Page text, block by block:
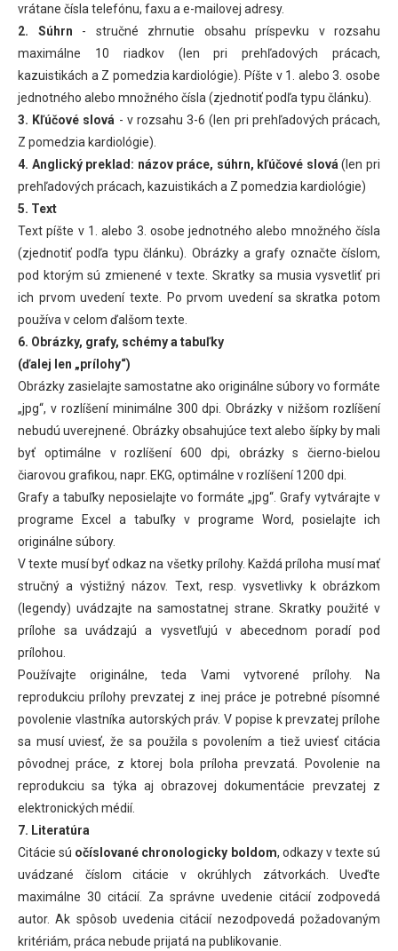
vrátane čísla telefónu, faxu a e-mailovej adresy.
2. Súhrn - stručné zhrnutie obsahu príspevku v rozsahu
maximálne 10 riadkov (len pri prehľadových prácach,
kazuistikách a Z pomedzia kardiológie). Píšte v 1. alebo 3. osobe
jednotného alebo množného čísla (zjednotiť podľa typu článku).
3. Kľúčové slová - v rozsahu 3-6 (len pri prehľadových prácach,
Z pomedzia kardiológie).
4. Anglický preklad: názov práce, súhrn, kľúčové slová (len pri
prehľadových prácach, kazuistikách a Z pomedzia kardiológie)
5. Text
Text píšte v 1. alebo 3. osobe jednotného alebo množného čísla
(zjednotiť podľa typu článku). Obrázky a grafy označte číslom,
pod ktorým sú zmienené v texte. Skratky sa musia vysvetliť pri
ich prvom uvedení texte. Po prvom uvedení sa skratka potom
používa v celom ďalšom texte.
6. Obrázky, grafy, schémy a tabuľky
(ďalej len „prílohy“)
Obrázky zasielajte samostatne ako originálne súbory vo formáte
„jpg“, v rozlíšení minimálne 300 dpi. Obrázky v nižšom rozlíšení
nebudú uverejnené. Obrázky obsahujúce text alebo šípky by mali
byť optimálne v rozlíšení 600 dpi, obrázky s čierno-bielou
čiarovou grafikou, napr. EKG, optimálne v rozlíšení 1200 dpi.
Grafy a tabuľky neposielajte vo formáte „jpg“. Grafy vytvárajte v
programe Excel a tabuľky v programe Word, posielajte ich
originálne súbory.
V texte musí byť odkaz na všetky prílohy. Každá príloha musí mať
stručný a výstižný názov. Text, resp. vysvetlivky k obrázkom
(legendy) uvádzajte na samostatnej strane. Skratky použité v
prílohe sa uvádzajú a vysvetľujú v abecednom poradí pod
prílohou.
Používajte originálne, teda Vami vytvorené prílohy. Na
reprodukciu prílohy prevzatej z inej práce je potrebné písomné
povolenie vlastníka autorských práv. V popise k prevzatej prílohe
sa musí uviesť, že sa použila s povolením a tiež uviesť citácia
pôvodnej práce, z ktorej bola príloha prevzatá. Povolenie na
reprodukciu sa týka aj obrazovej dokumentácie prevzatej z
elektronických médií.
7. Literatúra
Citácie sú očíslované chronologicky boldom, odkazy v texte sú
uvádzané číslom citácie v okrúhlych zátvorkách. Uveďte
maximálne 30 citácií. Za správne uvedenie citácií zodpovedá
autor. Ak spôsob uvedenia citácií nezodpovedá požadovaným
kritériám, práca nebude prijatá na publikovanie.